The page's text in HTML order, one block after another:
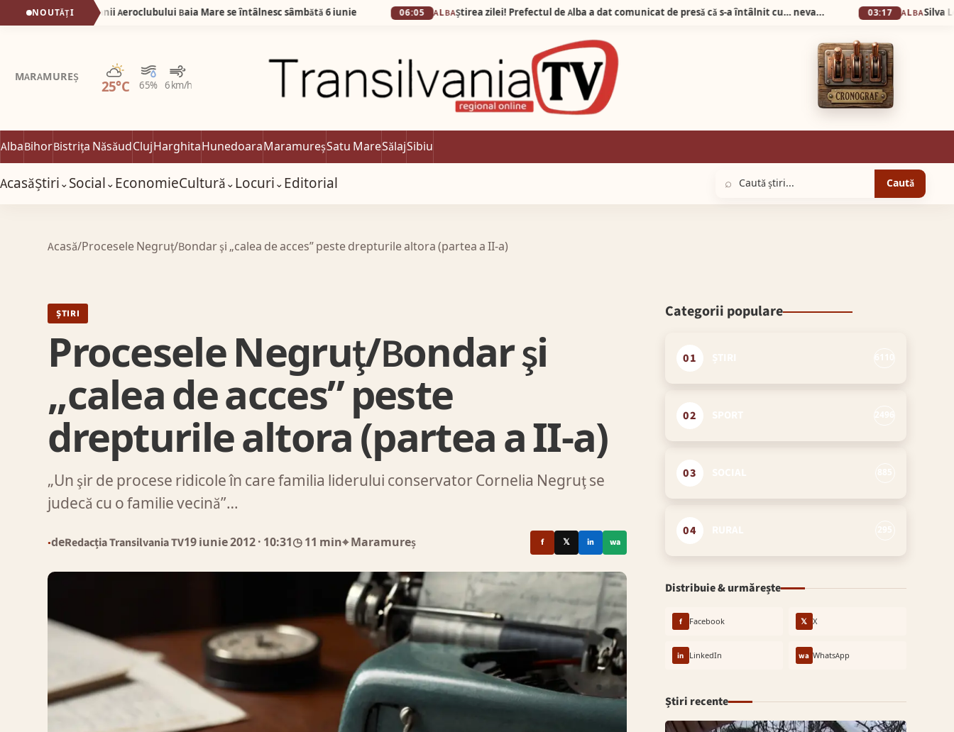
NOUTĂȚI
Veteranii Aeroclubului Baia Mare se întâlnesc sâmbătă 6 iunie 06:05 ALBA Știrea zilei! Prefectul de Alba a dat comunicat de presǎ cǎ s-a întâlnit cu… nevastă-sa la…Prefecturǎ! 03:17 ALBA
MARAMUREȘ
25°C 65% 6 km/h
Parțial noros
AlbaBihorBistrița NăsăudClujHarghitaHunedoaraMaramureșSatu MareSălajSibiu
AcasăȘtiri⌄Social⌄EconomieCultură⌄Locuri⌄Editorial ⌕ Caută
Acasă/Procesele Negruţ/Bondar şi „calea de acces” peste drepturile altora (partea a II-a)
ȘTIRI
Procesele Negruţ/Bondar şi
„calea de acces” peste
drepturile altora (partea a II-a)
„Un şir de procese ridicole în care familia liderului conservator Cornelia Negruţ se
judecă cu o familie vecină”…
●deRedacția Transilvania TV19 iunie 2012· 10:31◷ 11 min⌖ Maramureș f 𝕏 in wa
Categorii populare
01
02
03
04
Distribuie & urmărește
f Facebook 𝕏 X
in LinkedIn wa WhatsApp
Știri recente